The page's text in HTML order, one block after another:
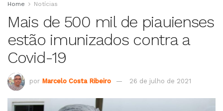
Home Notícias
Mais de 500 mil de piauienses
estão imunizados contra a
Covid-19
por Marcelo Costa Ribeiro 26 de julho de 2021